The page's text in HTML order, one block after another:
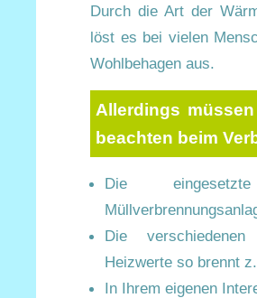
Durch die Art der
löst es bei vielen
Wohlbehagen aus.
Allerdings
beachten beim
Die
Die
Heizwerte so brennt
In Ihrem eigenen